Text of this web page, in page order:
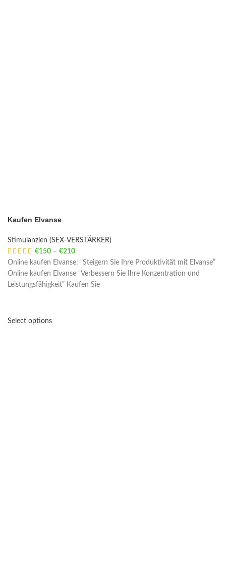
Kaufen Elvanse
Stimulanzien (SEX-VERSTÄRKER)
€150 – €210
Online kaufen Elvanse: “Steigern Sie Ihre Produktivität mit Elvanse”
Online kaufen Elvanse “Verbessern Sie Ihre Konzentration und
Leistungsfähigkeit” Kaufen Sie
Select options